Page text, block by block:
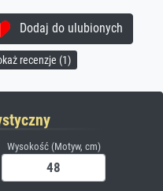
Dodaj do ulubionych
recenzje (1)
Wysokość (Motyw, cm)